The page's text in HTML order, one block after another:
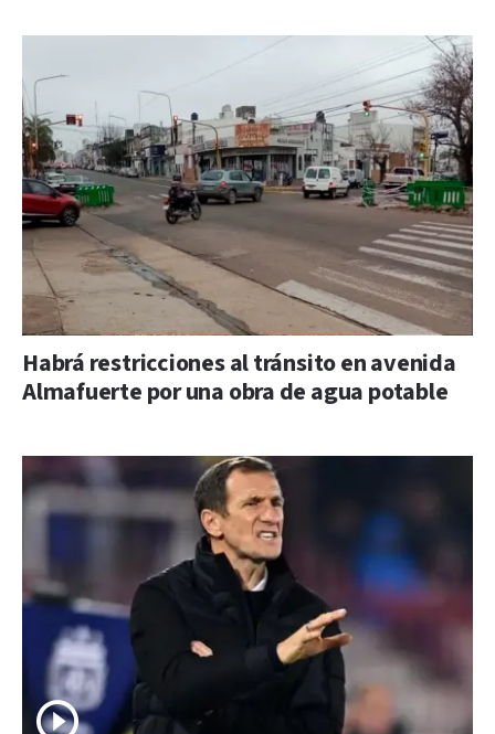
Habrá restricciones al tránsito en avenida
Almafuerte por una obra de agua potable